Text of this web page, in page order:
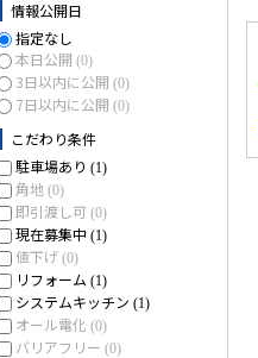
情報公開日
指定なし
本日公開 (0)
3日以内に公開 (0)
7日以内に公開 (0)
こだわり条件
駐車場あり (1)
角地 (0)
即引渡し可 (0)
現在募集中 (1)
値下げ (0)
リフォーム (1)
システムキッチン (1)
オール電化 (0)
バリアフリー (0)